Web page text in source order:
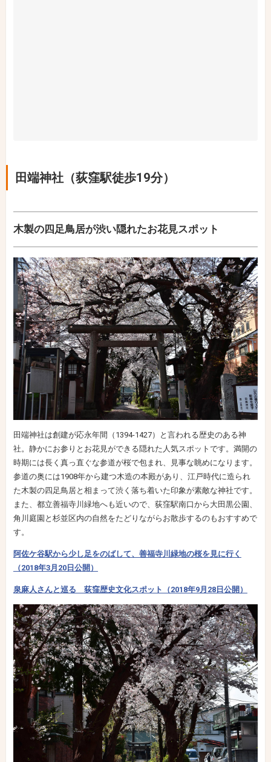
田端神社（荻窪駅徒歩19分）
木製の四足鳥居が渋い隠れたお花見スポット
田端神社は創建が応永年間（1394-1427）と言われる歴史のある神
社。静かにお参りとお花見ができる隠れた人気スポットです。満開の
時期には長く真っ直ぐな参道が桜で包まれ、見事な眺めになります。
参道の奥には1908年から建つ木造の本殿があり、江戸時代に造られ
た木製の四足鳥居と相まって渋く落ち着いた印象が素敵な神社です。
また、都立善福寺川緑地へも近いので、荻窪駅南口から大田黒公園、
角川庭園と杉並区内の自然をたどりながらお散歩するのもおすすめで
す。
阿佐ケ谷駅から少し足をのばして、善福寺川緑地の桜を見に行く
（2018年3月20日公開）
泉麻人さんと巡る 荻窪歴史文化スポット（2018年9月28日公開）